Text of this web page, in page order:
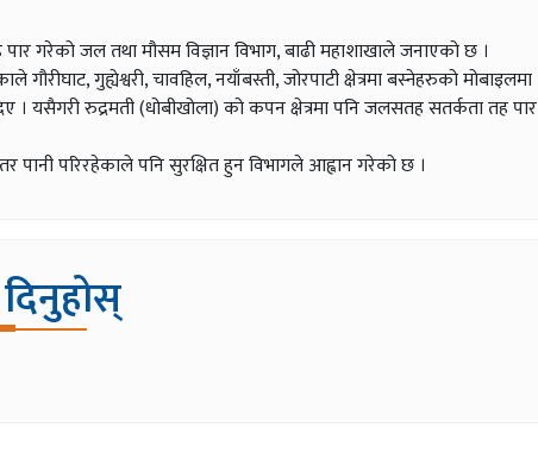
पार गरेको जल तथा मौसम विज्ञान विभाग, बाढी महाशाखाले जनाएको छ ।
गुह्येश्वरी, चावहिल, नयाँबस्ती, जोरपाटी क्षेत्रमा बस्नेहरुको मोबाइलमा
। यसैगरी रुद्रमती (धोबीखोला) को कपन क्षेत्रमा पनि जलसतह सतर्कता तह पार
पानी परिरहेकाले पनि सुरक्षित हुन विभागले आह्वान गरेको छ ।
दिनुहोस्